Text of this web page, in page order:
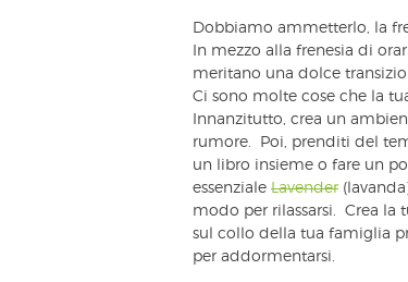
Dobbiamo ammetterlo, la
In mezzo alla frenesia di
meritano una dolce
Ci sono molte cose che la
Innanzitutto, crea un
rumore. Poi, prenditi del
un libro insieme o fare un
essenziale Lavender
modo per rilassarsi. Crea la
sul collo della tua famiglia
per addormentarsi.